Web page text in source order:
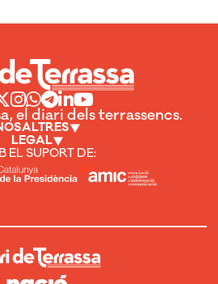
el diari dels terrassencs.
LEGAL
EL SUPORT DE: